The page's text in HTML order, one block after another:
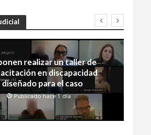
realizar un taller de
en discapacidad
diseñado para el caso
Publicado hace 1 día